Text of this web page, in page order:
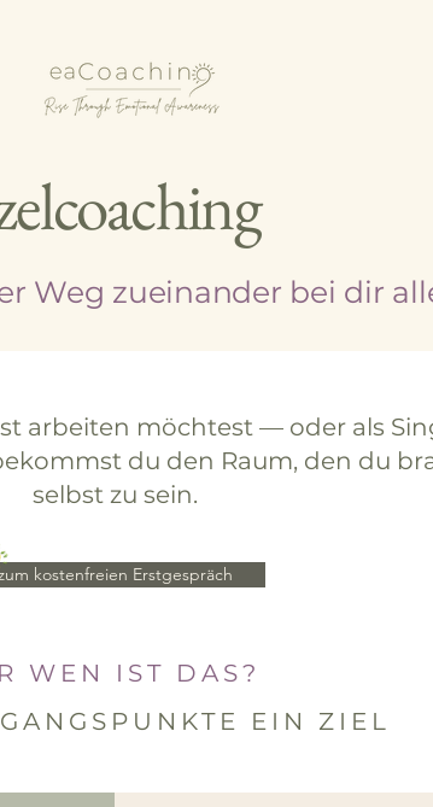
Weg zueinander bei dir
arbeiten möchtest — oder als
du den Raum, den du
selbst zu sein.
kostenfreien Erstgespräch
WEN IST DAS?
EIN ZIEL